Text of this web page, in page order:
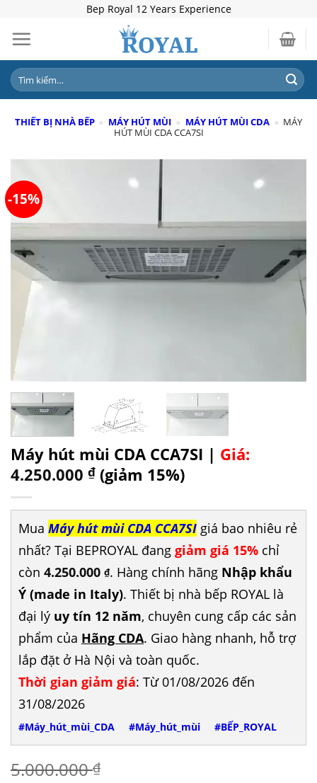
content
Bep Royal 12 Years Experience
Tìm
kiếm:
THIẾT BỊ NHÀ BẾP » MÁY HÚT MÙI » MÁY HÚT MÙI CDA » MÁY
HÚT MÙI CDA CCA7SI
-15%
Máy hút mùi CDA CCA7SI | Giá:
4.250.000 ₫ (giảm 15%)
Mua Máy hút mùi CDA CCA7SI giá bao nhiêu rẻ
nhất? Tại BEPROYAL đang giảm giá 15% chỉ
còn 4.250.000 ₫. Hàng chính hãng Nhập khẩu
Ý (made in Italy). Thiết bị nhà bếp ROYAL là
đại lý uy tín 12 năm, chuyên cung cấp các sản
phẩm của Hãng CDA. Giao hàng nhanh, hỗ trợ
lắp đặt ở Hà Nội và toàn quốc.
Thời gian giảm giá: Từ 01/08/2026 đến
31/08/2026
#Máy_hút_mùi_CDA #Máy_hút_mùi #BẾP_ROYAL
5.000.000₫